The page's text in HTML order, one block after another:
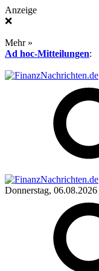
Anzeige
❌
Mehr »
Ad hoc-Mitteilungen:
Donnerstag, 06.08.2026